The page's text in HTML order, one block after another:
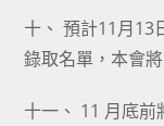
十、 預計11月13
錄取名單，本會
十一、 11 月底